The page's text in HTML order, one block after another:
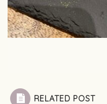
RELATED POST